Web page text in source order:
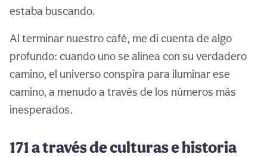
estaba buscando.
Al terminar nuestro café, me di cuenta de algo
profundo: cuando uno se alinea con su verdadero
camino, el universo conspira para iluminar ese
camino, a menudo a través de los números más
inesperados.
171 a través de culturas e historia